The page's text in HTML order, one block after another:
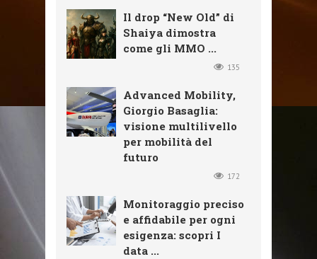
Il drop “New Old” di
Shaiya dimostra
come gli MMO ...
135
Advanced Mobility,
Giorgio Basaglia:
visione multilivello
per mobilità del
futuro
172
Monitoraggio preciso
e affidabile per ogni
esigenza: scopri I
data ...